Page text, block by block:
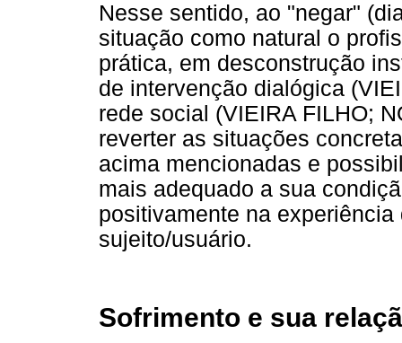
Nesse sentido, ao "negar"
situação como natural o
prática, em desconstrução
de intervenção dialógica
rede social (VIEIRA FILHO;
reverter as situações
acima mencionadas e
mais adequado a sua
positivamente na
sujeito/usuário.
Sofrimento e sua